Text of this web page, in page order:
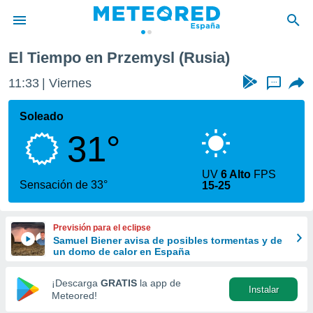
de
por
que se
calidad.
a este
las
y
forma
digital
basada
El Tiempo en Przemysl (Rusia)
11:33 Viernes ...
Soleado
31°
Sensación de 33°
UV6 Alto FPS
15-25
Previsión para el eclipse
Samuel Biener avisa de posibles tormentas y de
un domo de calor en España
¡Descarga GRATIS la app de
Meteored!
Instalar